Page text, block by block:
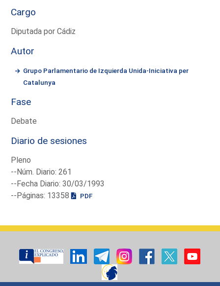
Cargo
Diputada por Cádiz
Autor
Grupo Parlamentario de Izquierda Unida-Iniciativa per
Catalunya
Fase
Debate
Diario de sesiones
Pleno
--Núm. Diario: 261
--Fecha Diario: 30/03/1993
--Páginas: 13358
PDF